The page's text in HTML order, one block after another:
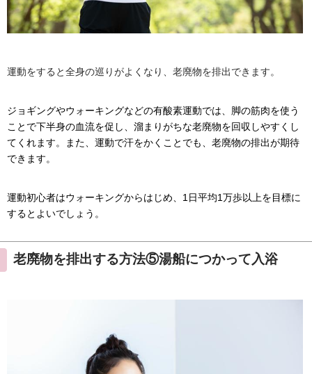
運動をすると全身の巡りがよくなり、老廃物を排出できます。
ジョギングやウォーキングなどの有酸素運動では、脚の筋肉を使う
ことで下半身の血流を促し、溜まりがちな老廃物を回収しやすくし
てくれます。また、運動で汗をかくことでも、老廃物の排出が期待
できます。
運動初心者はウォーキングからはじめ、1日平均1万歩以上を目標に
するとよいでしょう。
老廃物を排出する方法⑤湯船につかって入浴